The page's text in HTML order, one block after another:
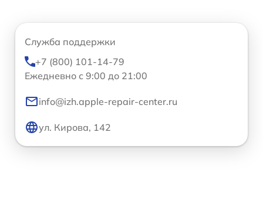
Служба поддержки
+7 (800) 101-14-79
Ежедневно с 9:00 до 21:00
info@izh.apple-repair-center.ru
ул. Кирова, 142